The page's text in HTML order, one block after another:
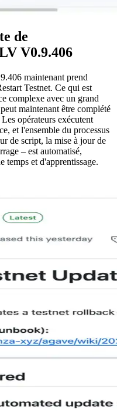
de
V0.9.406
maintenant prend
Testnet. Ce qui est
complexe avec un grand
maintenant être complété
opérateurs exécutent
et l'ensemble du processus
de script, la mise à jour de
– est automatisé,
temps et d'apprentissage.